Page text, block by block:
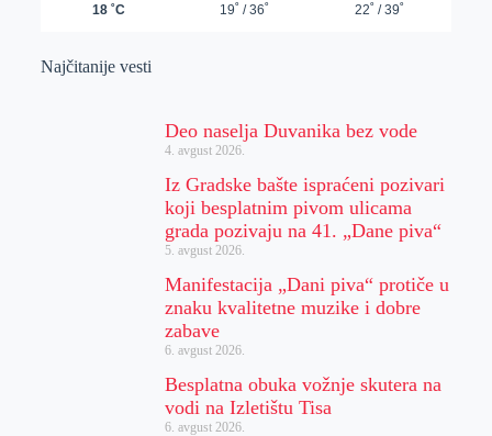
Najčitanije vesti
Deo naselja Duvanika bez vode
4. avgust 2026.
Iz Gradske bašte ispraćeni pozivari
koji besplatnim pivom ulicama
grada pozivaju na 41. „Dane piva“
5. avgust 2026.
Manifestacija „Dani piva“ protiče u
znaku kvalitetne muzike i dobre
zabave
6. avgust 2026.
Besplatna obuka vožnje skutera na
vodi na Izletištu Tisa
6. avgust 2026.